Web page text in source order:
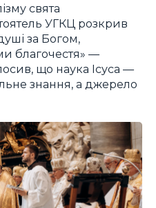
свята
УГКЦ розкрив
за Богом,
благочестя» —
що наука Ісуса —
знання, а джерело